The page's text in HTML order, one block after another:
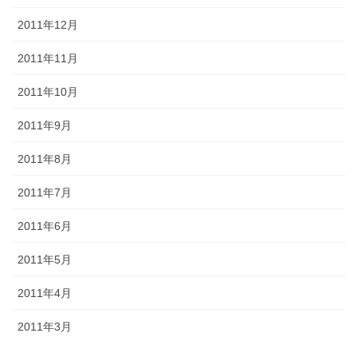
2011年12月
2011年11月
2011年10月
2011年9月
2011年8月
2011年7月
2011年6月
2011年5月
2011年4月
2011年3月